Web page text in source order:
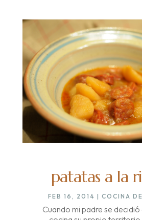
patatas a la
FEB 16, 2014 | COCINA
Cuando mi padre se decidió